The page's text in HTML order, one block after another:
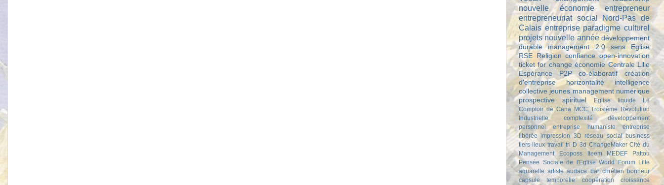
nouvelle économie
entrepreneur
entrepreneuriat social
Nord-Pas de
Calais entreprise paradigme culturel
projets nouvelle année développement
durable
management 2.0 sens
Eglise
RSE
Religion confiance
open-innovation
ticket for change économie Centrale Lille
Espérance
P2P co-élaboratif
création
d'entreprise
horizontalité
intelligence
collective jeunes management numérique
prospective
spirituel Eglise liquide
Le
Comptoir de Cana MCC Troisième Révolution
Industrielle
complexité
développement
personnel
entreprise humaniste
entreprise
libérée impression 3D réseau social business
tiers-lieux travail tri-D 3d ChangeMaker Cité du
Management
Ecoposs Iteem MEDEF
Pattou
Pensée Sociale de l'Eglise World Forum Lille
aquarelle artiste audace bar chrétien bonheur
capsule temporelle
coopération
croissance